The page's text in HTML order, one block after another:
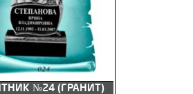
№24 (ГРАНИТ)